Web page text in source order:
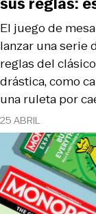
25 ABRIL
El juego de
lanzar una serie
reglas del
drástica, como
una ruleta por